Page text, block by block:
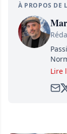
À PROPOS DE
Lire